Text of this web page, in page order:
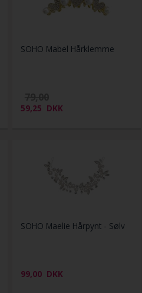
SOHO Mabel Hårklemme
59,25 DKK
SOHO Maelie Hårpynt - Sølv
99,00 DKK